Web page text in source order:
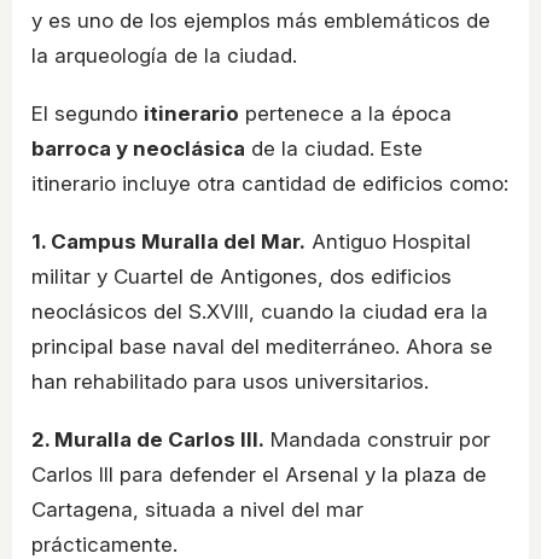
y es uno de los ejemplos más emblemáticos de
la arqueología de la ciudad.
El segundo itinerario pertenece a la época
barroca y neoclásica de la ciudad. Este
itinerario incluye otra cantidad de edificios como:
1. Campus Muralla del Mar. Antiguo Hospital
militar y Cuartel de Antigones, dos edificios
neoclásicos del S.XVIII, cuando la ciudad era la
principal base naval del mediterráneo. Ahora se
han rehabilitado para usos universitarios.
2. Muralla de Carlos III. Mandada construir por
Carlos III para defender el Arsenal y la plaza de
Cartagena, situada a nivel del mar
prácticamente.